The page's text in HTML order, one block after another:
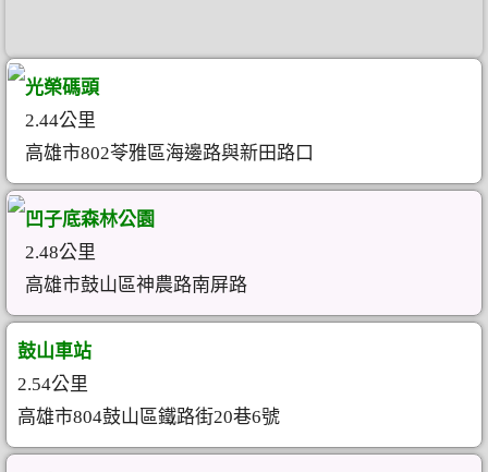
光榮碼頭
2.44公里
高雄市802苓雅區海邊路與新田路口
凹子底森林公園
2.48公里
高雄市鼓山區神農路南屏路
鼓山車站
2.54公里
高雄市804鼓山區鐵路街20巷6號